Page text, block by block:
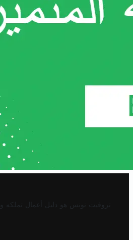
تروفيت تونس هو دليل أعمال تملكه